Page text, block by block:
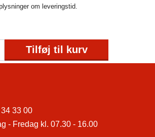
om leveringstid.
Tilføj til kurv
33 00
- Fredag kl. 07.30 - 16.00